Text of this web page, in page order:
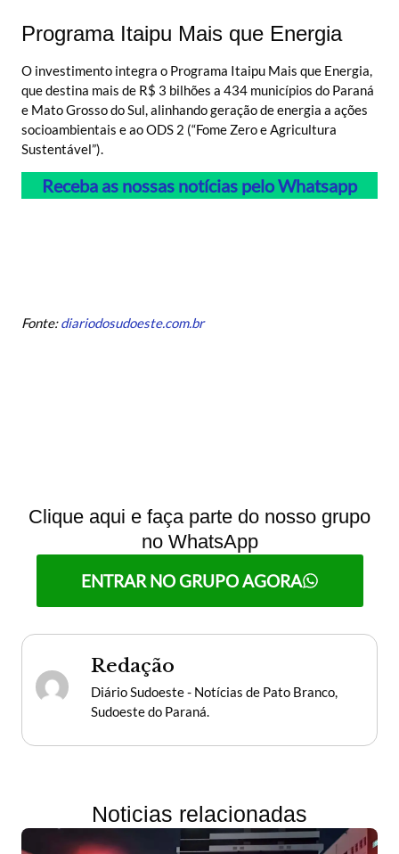
Programa Itaipu Mais que Energia
O investimento integra o Programa Itaipu Mais que Energia,
que destina mais de R$ 3 bilhões a 434 municípios do Paraná
e Mato Grosso do Sul, alinhando geração de energia a ações
socioambientais e ao ODS 2 (“Fome Zero e Agricultura
Sustentável”).
Receba as nossas notícias pelo Whatsapp
Fonte:diariodosudoeste.com.br
Clique aqui e faça parte do nosso grupo
no WhatsApp
ENTRAR NO GRUPO AGORA
Redação
Diário Sudoeste - Notícias de Pato Branco,
Sudoeste do Paraná.
Noticias relacionadas